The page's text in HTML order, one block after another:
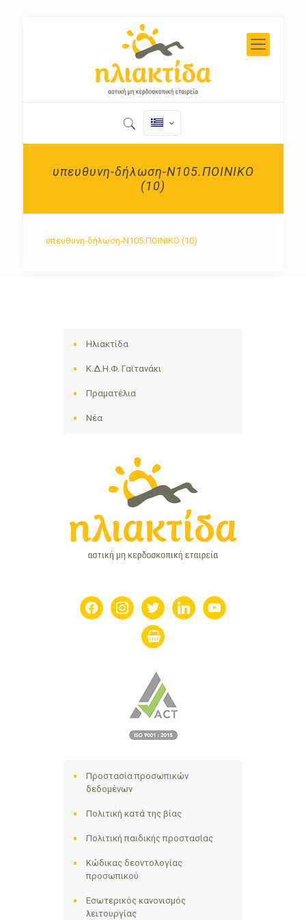
υπευθυνη-δήλωση-Ν105.ΠΟΙΝΙΚΟ
(10)
υπευθυνη-δήλωση-Ν105.ΠΟΙΝΙΚΟ (10)
Ηλιακτίδα
Κ.Δ.Η.Φ. Γαϊτανάκι
Πραματέλια
Νέα
facebookinstagramtwitter linkedin youtube
shopping-
basket
Προστασία προσωπικών
δεδομένων
Πολιτική κατά της βίας
Πολιτική παιδικής προστασίας
Κώδικας δεοντολογίας
προσωπικού
Εσωτερικός κανονισμός
λειτουργίας